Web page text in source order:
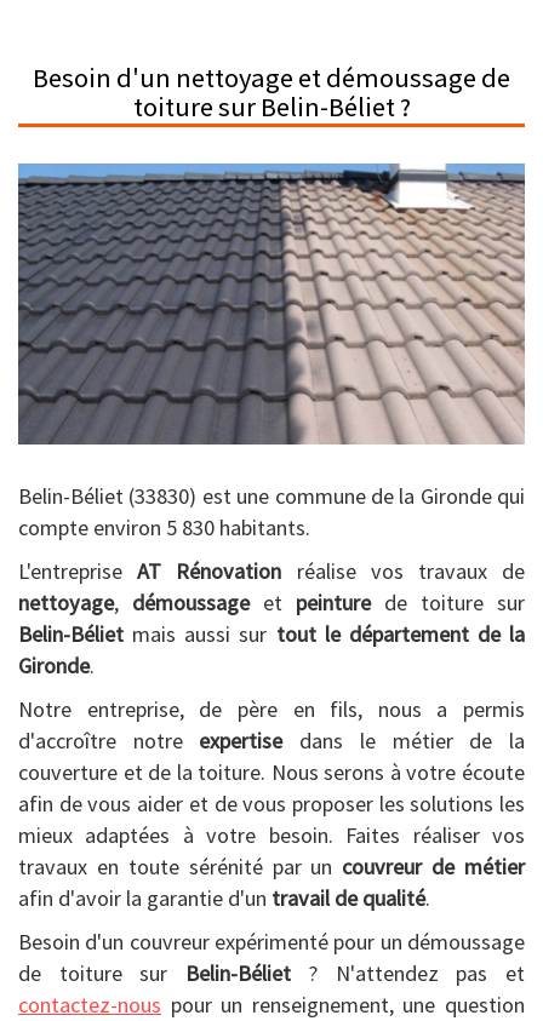
Besoin d'un nettoyage et démoussage de
toiture sur Belin-Béliet ?
Belin-Béliet (33830) est une commune de la Gironde qui
compte environ 5 830 habitants.
L'entrepriseAT Rénovation réalise vos travaux de
nettoyage, démoussageet peinturede toiture sur
Belin-Béliet mais aussi sur tout le département de la
Gironde.
Notre entreprise, de père en fils, nous a permis
d'accroître notre expertisedans le métier de la
couverture et de la toiture. Nous serons à votre écoute
afin de vous aider et de vous proposer les solutions les
mieux adaptées à votre besoin. Faites réaliser vos
travaux en toute sérénité par un couvreur de métier
afin d'avoir la garantie d'un travail de qualité.
Besoin d'un couvreur expérimenté pour un démoussage
de toiture sur Belin-Béliet? N'attendez pas et
contactez-nous pour un renseignement, une question